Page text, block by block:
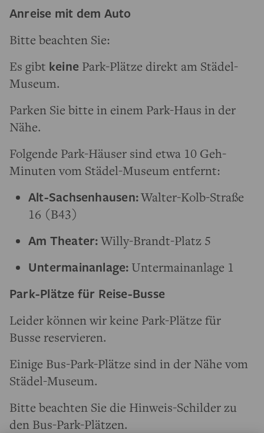
Anreise mit dem Auto
Bitte beachten Sie:
Es gibt keine Park-Plätze direkt am Städel-
Museum.
Parken Sie bitte in einem Park-Haus in der
Nähe.
Folgende Park-Häuser sind etwa 10 Geh-
Minuten vom Städel-Museum entfernt:
Alt-Sachsenhausen:Walter-Kolb-Straße
16 (B43)
Am Theater:Willy-Brandt-Platz 5
Untermainanlage: Untermainanlage 1
Park-Plätze für Reise-Busse
Leider können wir keine Park-Plätze für
Busse reservieren.
Einige Bus-Park-Plätze sind in der Nähe vom
Städel-Museum.
Bitte beachten Sie die Hinweis-Schilder zu
den Bus-Park-Plätzen.